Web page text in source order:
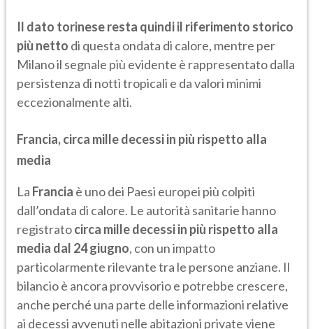
Il dato torinese resta quindi il riferimento storico
più netto di questa ondata di calore, mentre per
Milano il segnale più evidente è rappresentato dalla
persistenza di notti tropicali e da valori minimi
eccezionalmente alti.
Francia, circa mille decessi in più rispetto alla
media
La Francia è uno dei Paesi europei più colpiti
dall’ondata di calore. Le autorità sanitarie hanno
registratocirca mille decessi in più rispetto alla
media dal 24 giugno, con un impatto
particolarmente rilevante tra le persone anziane. Il
bilancio è ancora provvisorio e potrebbe crescere,
anche perché una parte delle informazioni relative
ai decessi avvenuti nelle abitazioni private viene